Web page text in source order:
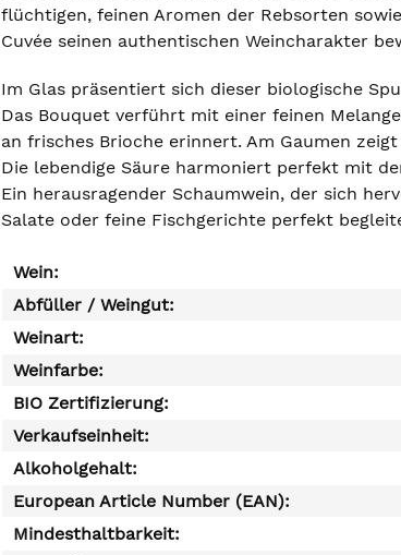
flüchtigen, feinen Aromen der Rebsorten
Cuvée seinen authentischen Weincharakter
Im Glas präsentiert sich dieser biologische
Das Bouquet verführt mit einer feinen
an frisches Brioche erinnert. Am Gaumen
Die lebendige Säure harmoniert perfekt mit
Ein herausragender Schaumwein, der sich
Salate oder feine Fischgerichte perfekt
Wein:
Abfüller / Weingut:
Weinart:
Weinfarbe:
BIO Zertifizierung:
Verkaufseinheit:
Alkoholgehalt:
European Article Number (EAN):
Mindesthaltbarkeit: